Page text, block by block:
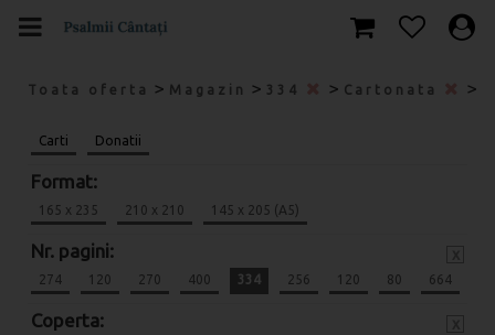
Toata oferta > Magazin > 334 > Cartonata >
Carti Donatii
Format:
165 x 235 210 x 210 145 x 205 (A5)
Nr. pagini:
274 120 270 400 334 256 120 80 664
Coperta: